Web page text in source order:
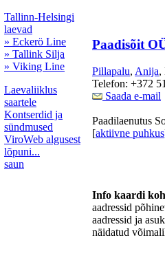
Tallinn-Helsingi
laevad
» Eckerö Line
» Tallink Silja
» Viking Line
Laevaliiklus
saartele
Kontserdid ja
sündmused
ViroWeb algusest
lõpuni...
saun
Paadisõit
Pillapalu, Anija,
Telefon: +372
Saada e-mail
Paadilaenutus
[aktiivne puhkus
Info kaardi
aadressid
aadressid ja
näidatud